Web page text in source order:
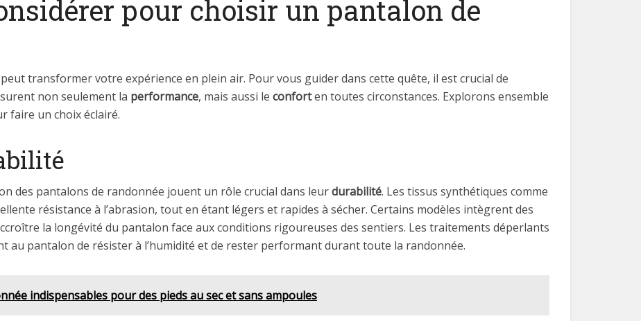
pour choisir un pantalon de
transformer votre expérience en plein air. Pour vous guider dans cette quête, il est crucial de
non seulement la performance, mais aussi le conforten toutes circonstances. Explorons ensemble
faire un choix éclairé.
des pantalons de randonnée jouent un rôle crucial dans leurdurabilité. Les tissus synthétiques comme
résistance à l’abrasion, tout en étant légers et rapides à sécher. Certains modèles intègrent des
la longévité du pantalon face aux conditions rigoureuses des sentiers. Les traitements déperlants
au pantalon de résister à l’humidité et de rester performant durant toute la randonnée.
indispensables pour des pieds au sec et sans ampoules